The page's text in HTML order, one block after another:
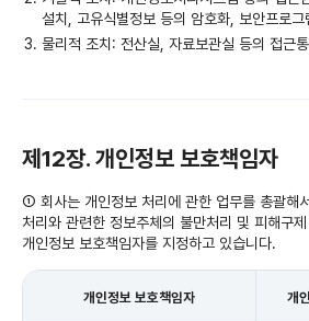
설치, 고유식별정보 등의 암호화, 보안프로
물리적 조치: 전산실, 자료보관실 등의 접근
제12장. 개인정보 보호책임자
① 회사는 개인정보 처리에 관한 업무를 총괄해
처리와 관련한 정보주체의 불만처리 및 피해구
개인정보 보호책임자를 지정하고 있습니다.
개인정보 보호책임자 개